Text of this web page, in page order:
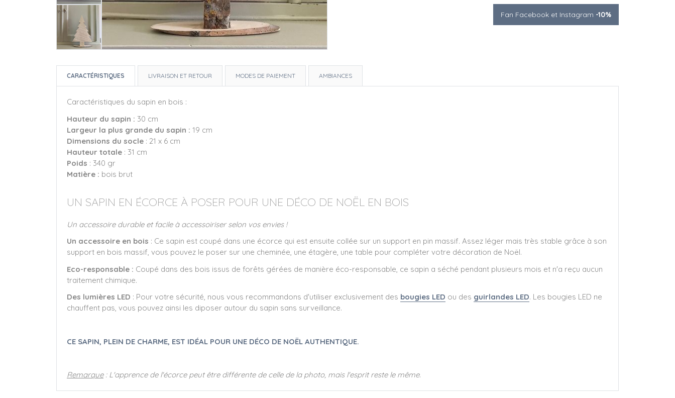
Fan Facebook et Instagram -10%
CARACTÉRISTIQUES LIVRAISON ET RETOUR MODES DE PAIEMENT AMBIANCES
Caractéristiques du sapin en bois :
Hauteur du sapin : 30 cm
Largeur la plus grande du sapin : 19 cm
Dimensions du socle : 21 x 6 cm
Hauteur totale : 31 cm
Poids : 340 gr
Matière : bois brut
UN SAPIN EN ÉCORCE À POSER POUR UNE DÉCO DE NOËL EN BOIS
Un accessoire durable et facile à accessoiriser selon vos envies !
Un accessoire en bois : Ce sapin est coupé dans une écorce qui est ensuite collée sur un support en pin massif. Assez léger mais très stable grâce à son
support en bois massif, vous pouvez le poser sur une cheminée, une étagère, une table pour compléter votre décoration de Noël.
Eco-responsable : Coupé dans des bois issus de forêts gérées de manière éco-responsable, ce sapin a séché pendant plusieurs mois et n'a reçu aucun
traitement chimique.
Des lumières LED : Pour votre sécurité, nous vous recommandons d'utiliser exclusivement des bougies LED ou des guirlandes LED. Les bougies LED ne
chauffent pas, vous pouvez ainsi les diposer autour du sapin sans surveillance.
CE SAPIN, PLEIN DE CHARME, EST IDÉAL POUR UNE DÉCO DE NOËL AUTHENTIQUE.
Remarque: L'apprence de l'écorce peut être différente de celle de la photo, mais l'esprit reste le même.